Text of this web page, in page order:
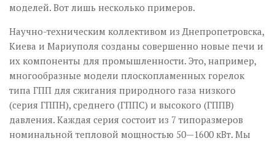
моделей. Вот лишь несколько примеров.
Научно-техническим коллективом из Днепропетровска,
Киева и Мариуполя созданы совершенно новые печи и
их компоненты для промышленности. Это, например,
многообразные модели плоскопламенных горелок
типа ГПП для сжигания природного газа низкого
(серия ГППН), среднего (ГППС) и высокого (ГППВ)
давления. Каждая серия состоит из 7 типоразмеров
номинальной тепловой мощностью 50—1600 кВт. Мы